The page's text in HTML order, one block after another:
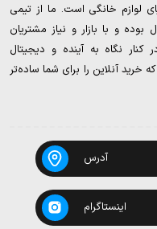
لوازم خانگی است. ما از تیمی
و با بازار و نیاز مشتریان
نگاه به آینده و دیجیتال
آنلاین را برای شما ساده‌تر
آدرس
اینستاگرام